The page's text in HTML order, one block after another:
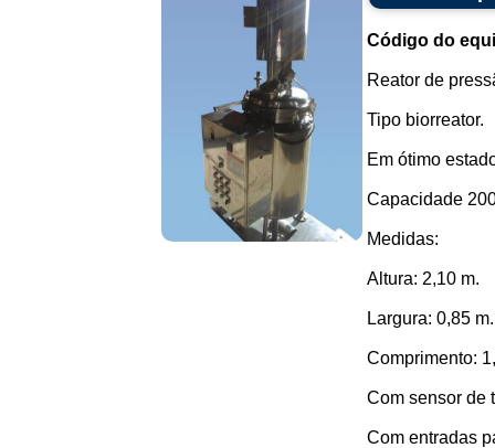
Código do
Reator de
Tipo biorreator.
Em ótimo
Capacidade
Medidas:
Altura: 2,10 m.
Largura: 0,85 m.
Comprimento:
Com sensor de
Com entradas